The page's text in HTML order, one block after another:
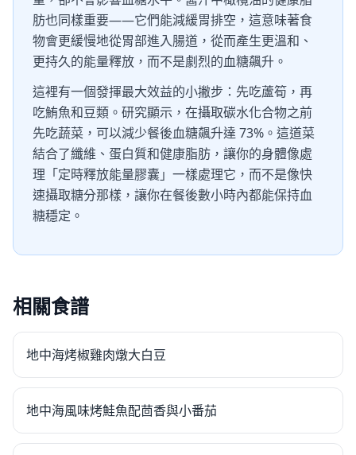
肪也同樣重要——它們能減緩胃排空，這意味著食
物會更緩慢地從胃部進入腸道，從而產生更溫和、
更持久的能量釋放，而不是劇烈的血糖飆升。
這裡有一個發揮最大效益的小撇步：先吃蘆筍，再
吃鮪魚和豆類。研究顯示，在攝取碳水化合物之前
先吃蔬菜，可以減少餐後血糖飆升達 73%。這道菜
結合了纖維、蛋白質和健康脂肪，讓你的身體像處
理「定時釋放能量膠囊」一樣處理它，而不是像快
速攝取糖分那樣，讓你在餐後數小時內都能保持血
糖穩定。
相關食譜
地中海烤椒雞肉燉大白豆
地中海風味烤鮭魚配茴香與小番茄